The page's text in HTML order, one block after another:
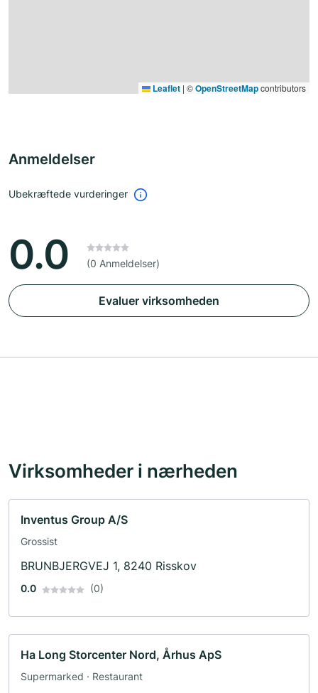
Leaflet | ©OpenStreetMapcontributors
Anmeldelser
Ubekræftede vurderinger
0.0 (0 Anmeldelser)
Evaluer virksomheden
Virksomheder i nærheden
Inventus Group A/S
Grossist
BRUNBJERGVEJ 1, 8240 Risskov
0.0 (0)
Ha Long Storcenter Nord, Århus ApS
Supermarked · Restaurant